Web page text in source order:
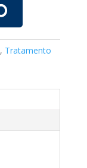
, Tratamento